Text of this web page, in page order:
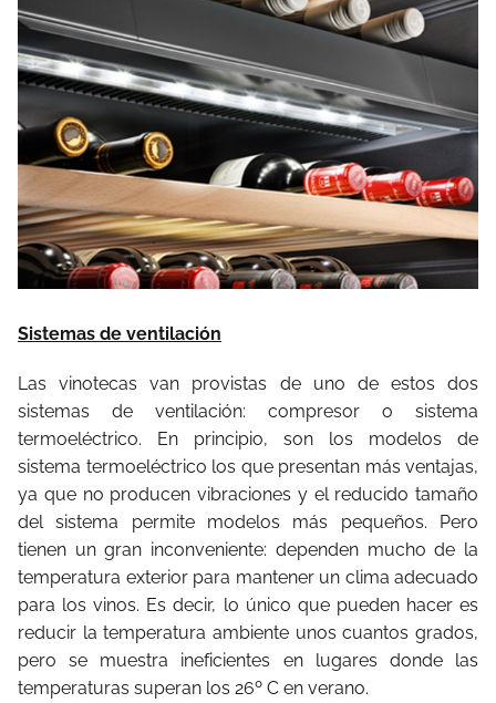
Sistemas de ventilación
Las vinotecas van provistas de uno de estos dos
sistemas de ventilación: compresor o sistema
termoeléctrico. En principio, son los modelos de
sistema termoeléctrico los que presentan más ventajas,
ya que no producen vibraciones y el reducido tamaño
del sistema permite modelos más pequeños. Pero
tienen un gran inconveniente: dependen mucho de la
temperatura exterior para mantener un clima adecuado
para los vinos. Es decir, lo único que pueden hacer es
reducir la temperatura ambiente unos cuantos grados,
pero se muestra ineficientes en lugares donde las
temperaturas superan los 26º C en verano.